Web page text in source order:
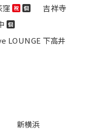
窪 祝 個
吉祥寺
個
LOUNGE 下高井
新横浜